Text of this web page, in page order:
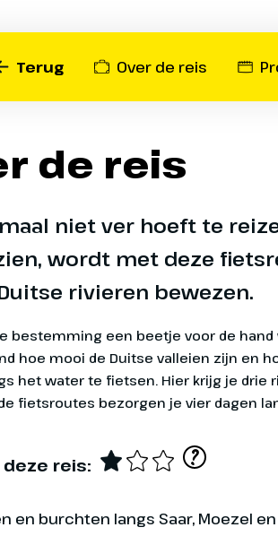
Terug Over de reis
de reis
niet ver hoeft te
wordt met deze
rivieren bewezen.
bestemming een beetje voor de
hoe mooi de Duitse valleien zijn en
het water te fietsen. Hier krijg je drie
fietsroutes bezorgen je vier dagen
reis: ?
en burchten langs Saar, Moezel
met
fietsreis
drie
Duitse
Eigenlijk ligt deze
voor de hand want het is
fantastisch het is om er
fietsen. Hier krijg je drie
programma en de
vier dagen lang
Dag 1 Saarburg
Exclusief
Fietshuur